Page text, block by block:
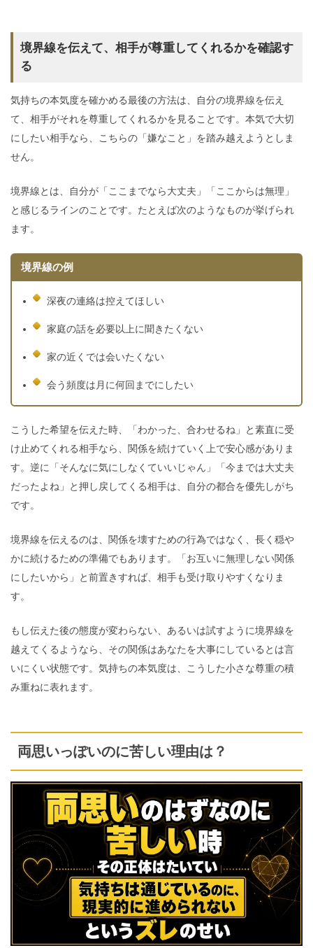
境界線を伝えて、相手が尊重してくれるかを確認す
る
気持ちの本気度を確かめる最後の方法は、自分の境界線を伝え
て、相手がそれを尊重してくれるかを見ることです。本気で大切
にしたい相手なら、こちらの「嫌なこと」を踏み越えようとしま
せん。
境界線とは、自分が「ここまでなら大丈夫」「ここからは無理」
と感じるラインのことです。たとえば次のようなものが挙げられ
ます。
境界線の例
深夜の連絡は控えてほしい
家庭の話を必要以上に聞きたくない
家の近くでは会いたくない
会う頻度は月に何回までにしたい
こうした希望を伝えた時、「わかった、合わせるね」と素直に受
け止めてくれる相手なら、関係を続けていく上で安心感がありま
す。逆に「そんなに気にしなくていいじゃん」「今までは大丈夫
だったよね」と押し戻してくる相手は、自分の都合を優先しがち
です。
境界線を伝えるのは、関係を壊すための行為ではなく、長く穏や
かに続けるための準備でもあります。「お互いに無理しない関係
にしたいから」と前置きすれば、相手も受け取りやすくなりま
す。
もし伝えた後の態度が変わらない、あるいは試すように境界線を
越えてくるようなら、その関係はあなたを大事にしているとは言
いにくい状態です。気持ちの本気度は、こうした小さな尊重の積
み重ねに表れます。
両思いっぽいのに苦しい理由は？